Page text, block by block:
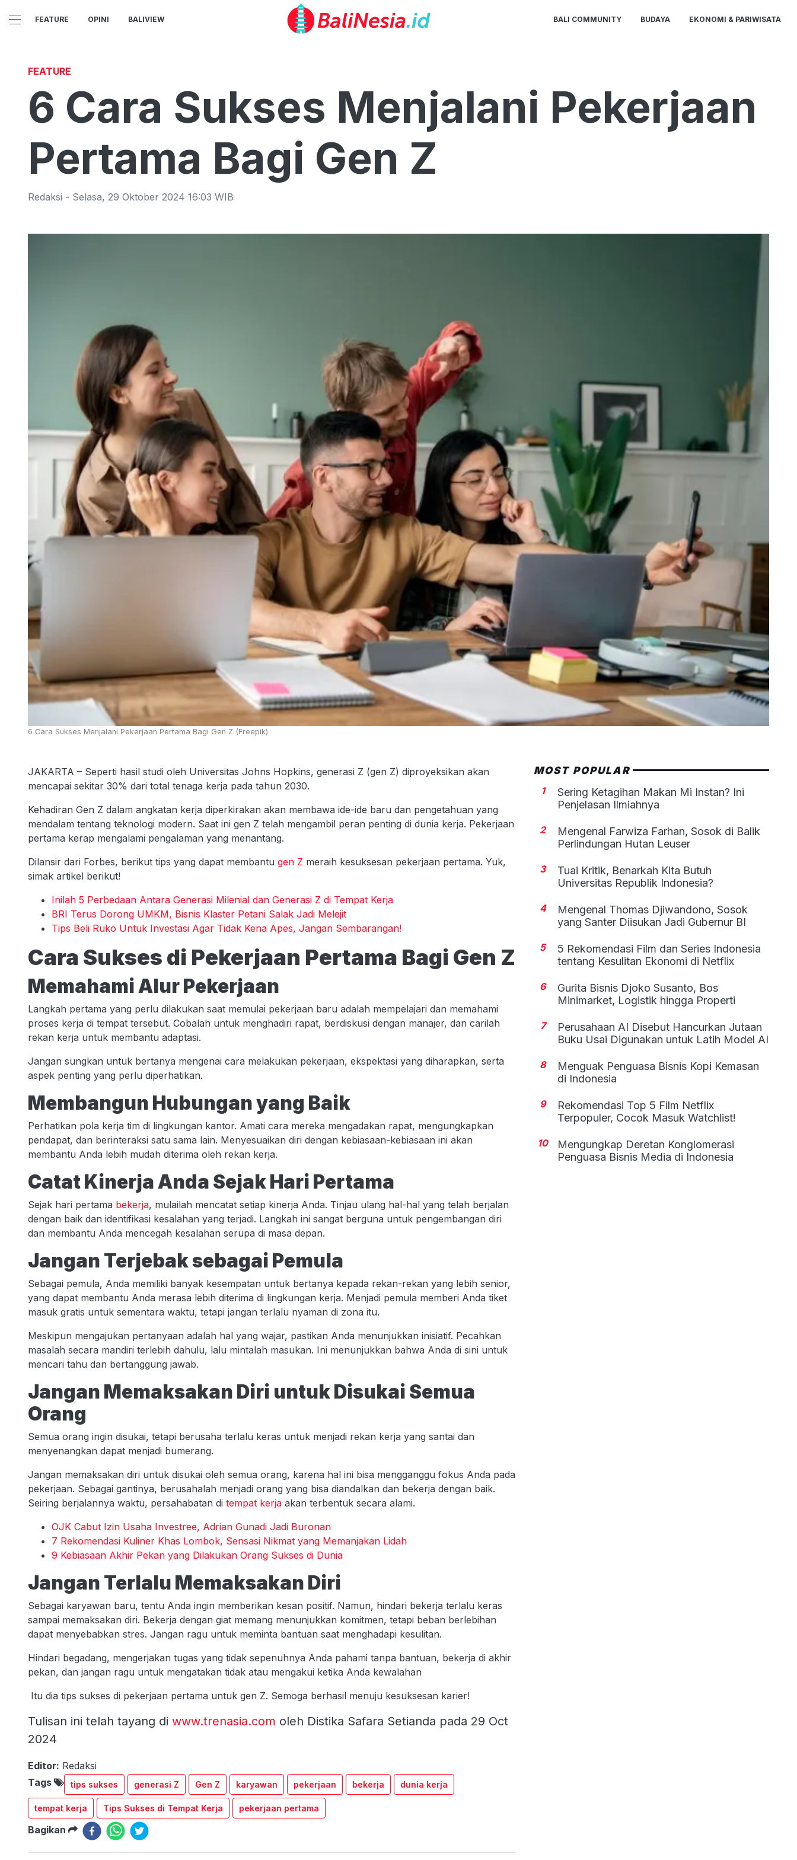
FEATURE OPINI BALIVIEW BALI COMMUNITY BUDAYA EKONOMI & PARIWISATA
FEATURE
6 Cara Sukses Menjalani Pekerjaan
Pertama Bagi Gen Z
Redaksi - Selasa, 29 Oktober 2024 16:03 WIB
6 Cara Sukses Menjalani Pekerjaan Pertama Bagi Gen Z (Freepik)
JAKARTA – Seperti hasil studi oleh Universitas Johns Hopkins, generasi Z (gen Z) diproyeksikan akan
mencapai sekitar 30% dari total tenaga kerja pada tahun 2030.
Kehadiran Gen Z dalam angkatan kerja diperkirakan akan membawa ide-ide baru dan pengetahuan yang
mendalam tentang teknologi modern. Saat ini gen Z telah mengambil peran penting di dunia kerja. Pekerjaan
pertama kerap mengalami pengalaman yang menantang.
Dilansir dari Forbes, berikut tips yang dapat membantu gen Z meraih kesuksesan pekerjaan pertama. Yuk,
simak artikel berikut!
Inilah 5 Perbedaan Antara Generasi Milenial dan Generasi Z di Tempat Kerja
BRI Terus Dorong UMKM, Bisnis Klaster Petani Salak Jadi Melejit
Tips Beli Ruko Untuk Investasi Agar Tidak Kena Apes, Jangan Sembarangan!
Cara Sukses di Pekerjaan Pertama Bagi Gen Z
Memahami Alur Pekerjaan
Langkah pertama yang perlu dilakukan saat memulai pekerjaan baru adalah mempelajari dan memahami
proses kerja di tempat tersebut. Cobalah untuk menghadiri rapat, berdiskusi dengan manajer, dan carilah
rekan kerja untuk membantu adaptasi.
Jangan sungkan untuk bertanya mengenai cara melakukan pekerjaan, ekspektasi yang diharapkan, serta
aspek penting yang perlu diperhatikan.
Membangun Hubungan yang Baik
Perhatikan pola kerja tim di lingkungan kantor. Amati cara mereka mengadakan rapat, mengungkapkan
pendapat, dan berinteraksi satu sama lain. Menyesuaikan diri dengan kebiasaan-kebiasaan ini akan
membantu Anda lebih mudah diterima oleh rekan kerja.
Catat Kinerja Anda Sejak Hari Pertama
Sejak hari pertama bekerja, mulailah mencatat setiap kinerja Anda. Tinjau ulang hal-hal yang telah berjalan
dengan baik dan identifikasi kesalahan yang terjadi. Langkah ini sangat berguna untuk pengembangan diri
dan membantu Anda mencegah kesalahan serupa di masa depan.
Jangan Terjebak sebagai Pemula
Sebagai pemula, Anda memiliki banyak kesempatan untuk bertanya kepada rekan-rekan yang lebih senior,
yang dapat membantu Anda merasa lebih diterima di lingkungan kerja. Menjadi pemula memberi Anda tiket
masuk gratis untuk sementara waktu, tetapi jangan terlalu nyaman di zona itu.
Meskipun mengajukan pertanyaan adalah hal yang wajar, pastikan Anda menunjukkan inisiatif. Pecahkan
masalah secara mandiri terlebih dahulu, lalu mintalah masukan. Ini menunjukkan bahwa Anda di sini untuk
mencari tahu dan bertanggung jawab.
Jangan Memaksakan Diri untuk Disukai Semua
Orang
Semua orang ingin disukai, tetapi berusaha terlalu keras untuk menjadi rekan kerja yang santai dan
menyenangkan dapat menjadi bumerang.
Jangan memaksakan diri untuk disukai oleh semua orang, karena hal ini bisa mengganggu fokus Anda pada
pekerjaan. Sebagai gantinya, berusahalah menjadi orang yang bisa diandalkan dan bekerja dengan baik.
Seiring berjalannya waktu, persahabatan di tempat kerja akan terbentuk secara alami.
OJK Cabut Izin Usaha Investree, Adrian Gunadi Jadi Buronan
7 Rekomendasi Kuliner Khas Lombok, Sensasi Nikmat yang Memanjakan Lidah
9 Kebiasaan Akhir Pekan yang Dilakukan Orang Sukses di Dunia
Jangan Terlalu Memaksakan Diri
Sebagai karyawan baru, tentu Anda ingin memberikan kesan positif. Namun, hindari bekerja terlalu keras
sampai memaksakan diri. Bekerja dengan giat memang menunjukkan komitmen, tetapi beban berlebihan
dapat menyebabkan stres. Jangan ragu untuk meminta bantuan saat menghadapi kesulitan.
Hindari begadang, mengerjakan tugas yang tidak sepenuhnya Anda pahami tanpa bantuan, bekerja di akhir
pekan, dan jangan ragu untuk mengatakan tidak atau mengakui ketika Anda kewalahan
Itu dia tips sukses di pekerjaan pertama untuk gen Z. Semoga berhasil menuju kesuksesan karier!
Tulisan ini telah tayang di www.trenasia.com oleh Distika Safara Setianda pada 29 Oct
2024
Editor: Redaksi
Tags
tips sukses generasi Z Gen Z karyawan pekerjaan bekerja dunia kerja
tempat kerja Tips Sukses di Tempat Kerja pekerjaan pertama
Bagikan
MOST POPULAR
1
Sering Ketagihan Makan Mi Instan? Ini
Penjelasan Ilmiahnya
2
Mengenal Farwiza Farhan, Sosok di Balik
Perlindungan Hutan Leuser
3
Tuai Kritik, Benarkah Kita Butuh
Universitas Republik Indonesia?
4
Mengenal Thomas Djiwandono, Sosok
yang Santer Diisukan Jadi Gubernur BI
5
5 Rekomendasi Film dan Series Indonesia
tentang Kesulitan Ekonomi di Netflix
6
Gurita Bisnis Djoko Susanto, Bos
Minimarket, Logistik hingga Properti
7
Perusahaan AI Disebut Hancurkan Jutaan
Buku Usai Digunakan untuk Latih Model AI
8
Menguak Penguasa Bisnis Kopi Kemasan
di Indonesia
9
Rekomendasi Top 5 Film Netflix
Terpopuler, Cocok Masuk Watchlist!
10
Mengungkap Deretan Konglomerasi
Penguasa Bisnis Media di Indonesia